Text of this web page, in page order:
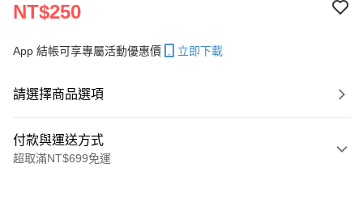
NT$250
App 結帳可享專屬活動優惠價 立即下載
請選擇商品選項
付款與運送方式
超取滿NT$699免運